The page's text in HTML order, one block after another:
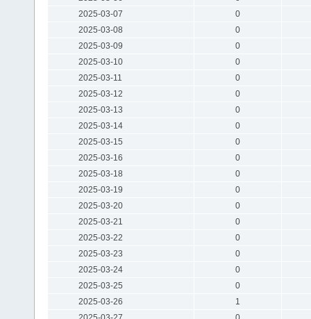
2025-03-07
0
2025-03-08
0
2025-03-09
0
2025-03-10
0
2025-03-11
0
2025-03-12
0
2025-03-13
0
2025-03-14
0
2025-03-15
0
2025-03-16
0
2025-03-18
0
2025-03-19
0
2025-03-20
0
2025-03-21
0
2025-03-22
0
2025-03-23
0
2025-03-24
0
2025-03-25
0
2025-03-26
1